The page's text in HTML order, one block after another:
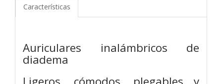
Características
Auriculares inalámbricos de
diadema